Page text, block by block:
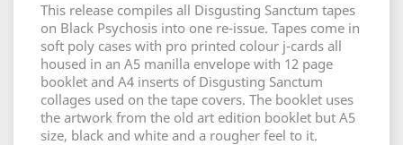
This release compiles all Disgusting Sanctum tapes
on Black Psychosis into one re-issue. Tapes come in
soft poly cases with pro printed colour j-cards all
housed in an A5 manilla envelope with 12 page
booklet and A4 inserts of Disgusting Sanctum
collages used on the tape covers. The booklet uses
the artwork from the old art edition booklet but A5
size, black and white and a rougher feel to it.